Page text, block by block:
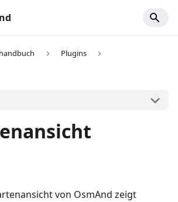
Plugins
von OsmAnd zeigt